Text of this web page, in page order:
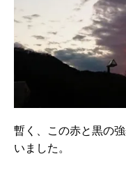
暫く、この赤と黒の
いました。